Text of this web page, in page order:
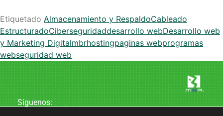
Etiquetado Almacenamiento y RespaldoCableado
EstructuradoCiberseguridaddesarrollo webDesarrollo web
y Marketing Digitalmbrhostingpaginas webprogramas
webseguridad web
Síguenos: